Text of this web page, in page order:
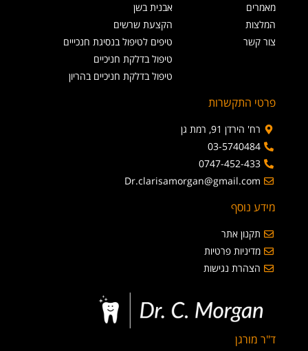
מאמרים
המלצות
צור קשר
אבנית בשן
הקצעת שרשים
טיפים לטיפול בנסיגת חנכייים
טיפול בדלקת חניכיים
טיפול בדלקת חניכיים בהריון
פרטי התקשרות
רח' הירדן 91, רמת גן
03-5740484
0747-452-433
Dr.clarisamorgan@gmail.com
מידע נוסף
תקנון אתר
מדיניות פרטיות
הצהרת נגישות
ד"ר מורגן